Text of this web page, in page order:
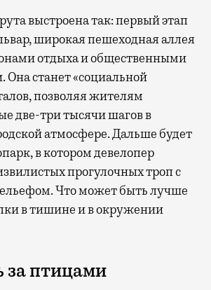
выстроена так: первый этап
широкая пешеходная аллея
отдыха и общественными
Она станет «социальной
позволяя жителям
две-три тысячи шагов в
атмосфере. Дальше будет
в котором девелопер
прогулочных троп с
Что может быть лучше
в тишине и в окружении
за птицами